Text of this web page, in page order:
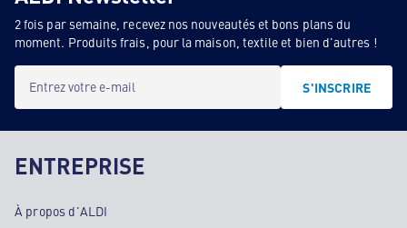
2 fois par semaine, recevez nos nouveautés et bons plans du
moment. Produits frais, pour la maison, textile et bien d'autres !
Entrez votre e-mail S'INSCRIRE
ENTREPRISE
À propos d'ALDI